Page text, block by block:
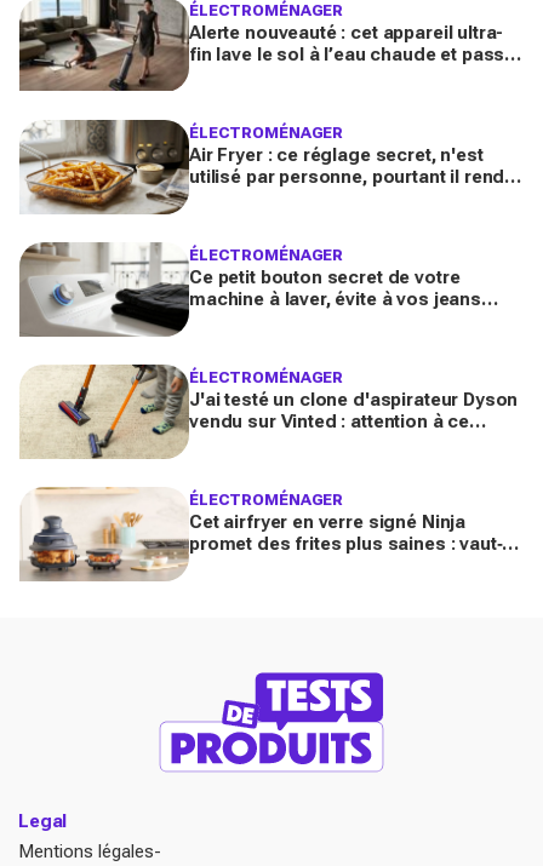
ÉLECTROMÉNAGER
Alerte nouveauté : cet appareil ultra-
fin lave le sol à l’eau chaude et passe
ÉLECTROMÉNAGER
Air Fryer : ce réglage secret, n'est
utilisé par personne, pourtant il rend
ÉLECTROMÉNAGER
Ce petit bouton secret de votre
machine à laver, évite à vos jeans
ÉLECTROMÉNAGER
J'ai testé un clone d'aspirateur Dyson
vendu sur Vinted : attention à ce
ÉLECTROMÉNAGER
Cet airfryer en verre signé Ninja
promet des frites plus saines : vaut‑il
Legal
Mentions légales